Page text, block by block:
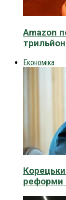
Amazon
Економіка
реформи